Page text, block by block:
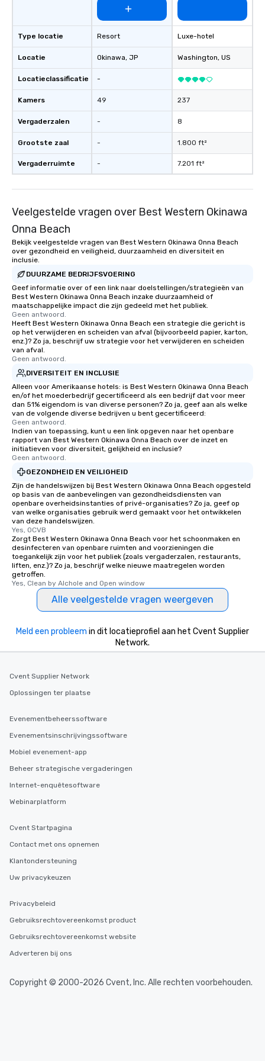
Type locatie
Locatie
Locatieclassificatie
Kamers
Vergaderzalen
Grootste zaal
Vergaderruimte
Resort
Okinawa, JP
-
49
-
-
-
Luxe-hotel
Washington, US
237
8
1.800 ft²
7.201 ft²
Veelgestelde vragen over Best Western Okinawa
Onna Beach
Bekijk veelgestelde vragen van Best Western Okinawa Onna Beach
over gezondheid en veiligheid, duurzaamheid en diversiteit en
inclusie.
DUURZAME BEDRIJFSVOERING
Geef informatie over of een link naar doelstellingen/strategieën van
Best Western Okinawa Onna Beach inzake duurzaamheid of
maatschappelijke impact die zijn gedeeld met het publiek.
Geen antwoord.
Heeft Best Western Okinawa Onna Beach een strategie die gericht is
op het verwijderen en scheiden van afval (bijvoorbeeld papier, karton,
enz.)? Zo ja, beschrijf uw strategie voor het verwijderen en scheiden
van afval.
Geen antwoord.
DIVERSITEIT EN INCLUSIE
Alleen voor Amerikaanse hotels: is Best Western Okinawa Onna Beach
en/of het moederbedrijf gecertificeerd als een bedrijf dat voor meer
dan 51% eigendom is van diverse personen? Zo ja, geef aan als welke
van de volgende diverse bedrijven u bent gecertificeerd:
Geen antwoord.
Indien van toepassing, kunt u een link opgeven naar het openbare
rapport van Best Western Okinawa Onna Beach over de inzet en
initiatieven voor diversiteit, gelijkheid en inclusie?
Geen antwoord.
GEZONDHEID EN VEILIGHEID
Zijn de handelswijzen bij Best Western Okinawa Onna Beach opgesteld
op basis van de aanbevelingen van gezondheidsdiensten van
openbare overheidsinstanties of privé-organisaties? Zo ja, geef op
van welke organisaties gebruik werd gemaakt voor het ontwikkelen
van deze handelswijzen.
Yes, OCVB
Zorgt Best Western Okinawa Onna Beach voor het schoonmaken en
desinfecteren van openbare ruimten and voorzieningen die
toegankelijk zijn voor het publiek (zoals vergaderzalen, restaurants,
liften, enz.)? Zo ja, beschrijf welke nieuwe maatregelen worden
getroffen.
Yes, Clean by Alchole and Open window
Alle veelgestelde vragen weergeven
Meld een probleem in dit locatieprofiel aan het Cvent Supplier
Network.
Cvent Supplier Network
Oplossingen ter plaatse
Evenementbeheerssoftware
Evenementsinschrijvingssoftware
Mobiel evenement-app
Beheer strategische vergaderingen
Internet-enquêtesoftware
Webinarplatform
Cvent Startpagina
Contact met ons opnemen
Klantondersteuning
Uw privacykeuzen
Privacybeleid
Gebruiksrechtovereenkomst product
Gebruiksrechtovereenkomst website
Adverteren bij ons
Copyright © 2000-2026 Cvent, Inc. Alle rechten voorbehouden.